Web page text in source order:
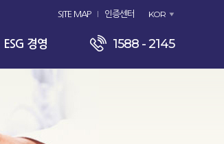
SITE MAP 인증센터 KOR
ESG 경영 1588 - 2145